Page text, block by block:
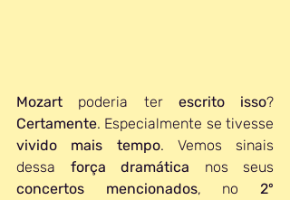
Mozart poderia ter escrito isso
Certamente
vivido mais tempo. Vemos sinais
dessa força dramática
concertos mencionados, no 2º